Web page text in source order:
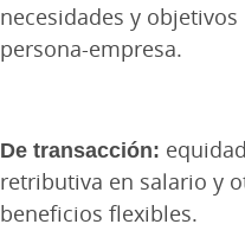
necesidades y objetivos
persona-empresa.
De transacción: equidad
retributiva en salario y
beneficios flexibles.